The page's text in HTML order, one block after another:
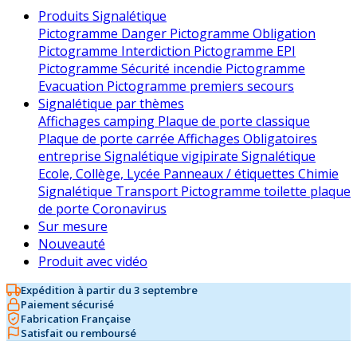
Produits Signalétique
Pictogramme Danger Pictogramme Obligation
Pictogramme Interdiction Pictogramme EPI
Pictogramme Sécurité incendie Pictogramme
Evacuation Pictogramme premiers secours
Signalétique par thèmes
Affichages camping Plaque de porte classique
Plaque de porte carrée Affichages Obligatoires
entreprise Signalétique vigipirate Signalétique
Ecole, Collège, Lycée Panneaux / étiquettes Chimie
Signalétique Transport Pictogramme toilette plaque
de porte Coronavirus
Sur mesure
Nouveauté
Produit avec vidéo
Expédition à partir du 3 septembre
Paiement sécurisé
Fabrication Française
Satisfait ou remboursé